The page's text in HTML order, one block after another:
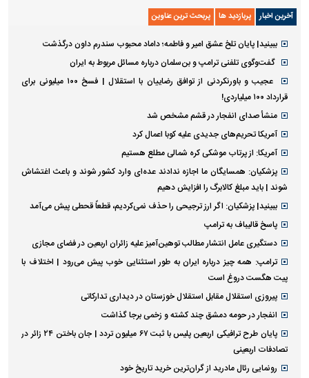
آخرین اخبار پربازدید ها پربحث ترین عناوین
ببینید| پایان تلخ عشق امیر و فاطمه؛ داماد محبوب سندرم داون درگذشت
گفت‌وگوی تلفنی ترامپ و بن‌سلمان درباره مسائل مربوط به ایران
عجیب و باورنکردنی از توافق رضاییان با استقلال | فسخ ۱۰۰ میلیونی برای
قرارداد ۱۰۰ میلیاردی!
منشأ صدای انفجار در قشم مشخص شد
آمریکا تحریم‌های جدیدی علیه کوبا اعمال کرد
آمریکا: از پرتاب موشکی کره شمالی مطلع هستیم
پزشکیان: همسایگان ما اجازه ندادند عده‌ای وارد کشور شوند و باعث اغتشاش
شوند | باید مبلغ کالابرگ را افزایش دهیم
ببینید| پزشکیان: اگر ارز ترجیحی را حذف نمی‌کردیم، قطعاً قحطی پیش می‌آمد
پاسخ قالیباف به ترامپ
دستگیری عامل انتشار مطالب توهین‌آمیز علیه زائران اربعین در فضای مجازی
ترامپ: همه چیز درباره ایران به طور استثنایی خوب پیش می‌رود | اختلاف با
پیت هگست دروغ است
پیروزی استقلال مقابل استقلال خوزستان در دیداری تدارکاتی
انفجار در حومه دمشق چند کشته و زخمی برجا گذاشت
پایان طرح ترافیکی اربعین پلیس با ثبت ۶۷ میلیون تردد | جان باختن ۲۴ زائر در
تصادفات اربعینی
رونمایی رئال مادرید از گران‌ترین خرید تاریخ خود